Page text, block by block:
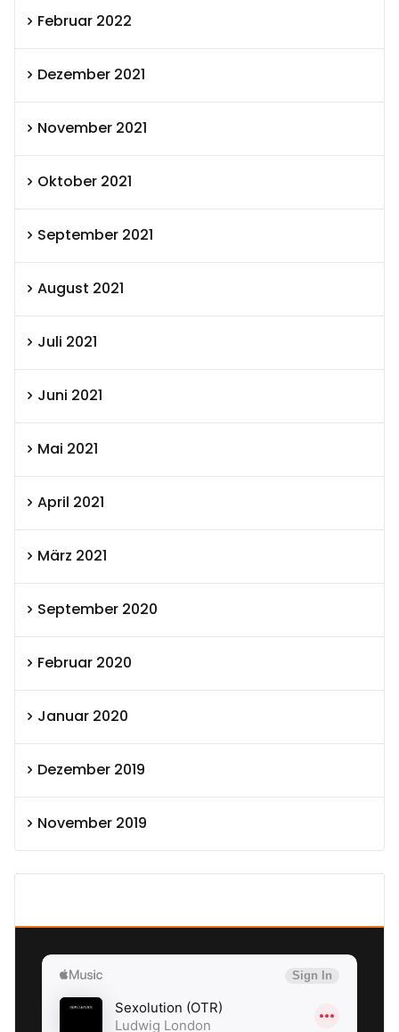
Februar 2022
Dezember 2021
November 2021
Oktober 2021
September 2021
August 2021
Juli 2021
Juni 2021
Mai 2021
April 2021
März 2021
September 2020
Februar 2020
Januar 2020
Dezember 2019
November 2019